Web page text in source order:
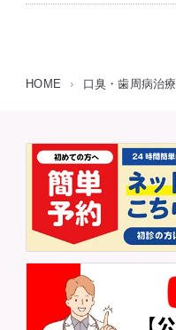
HOME › 口臭・歯周病治療